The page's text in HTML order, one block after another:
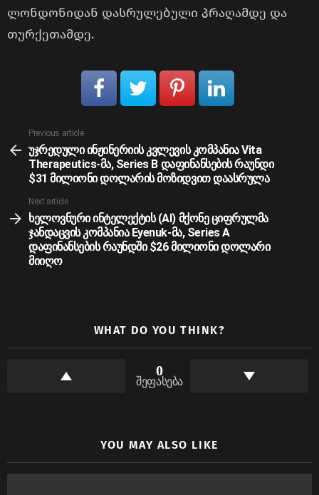
ლონდონიდან დასრულებული პრაღამდე და
თურქეთამდე.
more
Previous article
უჯრედული ინჟინერიის კვლევის კომპანია Vita
Therapeutics-მა, Series B დაფინანსების რაუნდი
$31 მილიონი დოლარის მოზიდვით დაასრულა
Next article
ხელოვნური ინტელექტის (AI) მქონე ციფრულმა
ჯანდაცვის კომპანია Eyenuk-მა, Series A
დაფინანსების რაუნდში $26 მილიონი დოლარი
მიიღო
WHAT DO YOU THINK?
0
შეფასება
YOU MAY ALSO LIKE